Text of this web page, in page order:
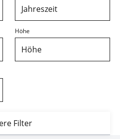
Jahreszeit
Höhe
Höhe
Filter